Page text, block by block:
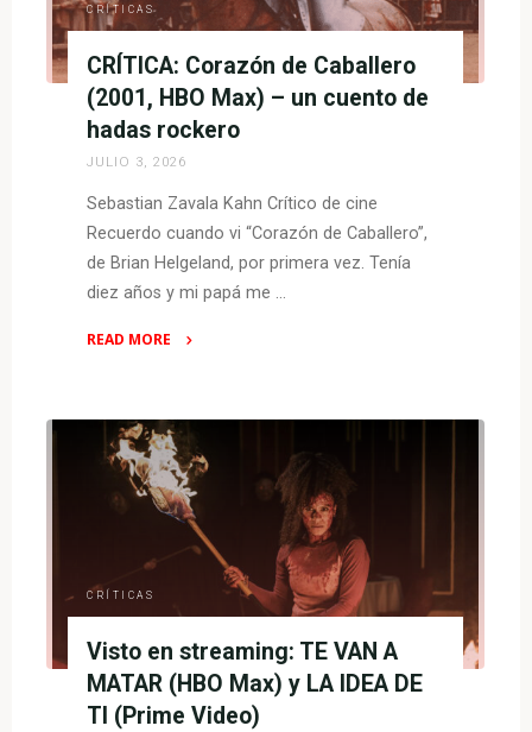
CRÍTICAS
CRÍTICA: Corazón de Caballero
(2001, HBO Max) – un cuento de
hadas rockero
JULIO 3, 2026
Sebastian Zavala Kahn Crítico de cine
Recuerdo cuando vi “Corazón de Caballero”,
de Brian Helgeland, por primera vez. Tenía
diez años y mi papá me …
READ MORE
de
Caballero
un
cuento
de
hadas
rockero"
CRÍTICAS
Visto en streaming: TE VAN A
MATAR (HBO Max) y LA IDEA DE
TI (Prime Video)